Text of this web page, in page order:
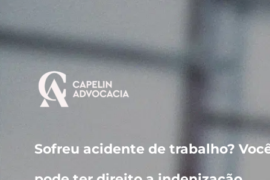
Sofreu acidente de trabalho?